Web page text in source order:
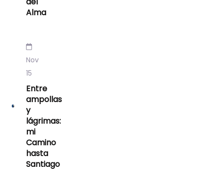
Alma
Nov
15
Entre
ampollas
y
lágrimas:
mi
Camino
hasta
Santiago